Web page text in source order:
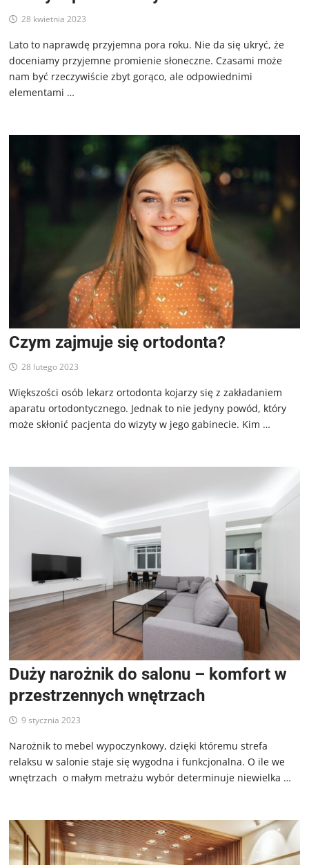
28 kwietnia 2023
Lato to naprawdę przyjemna pora roku. Nie da się ukryć, że
doceniamy przyjemne promienie słoneczne. Czasami może
nam być rzeczywiście zbyt gorąco, ale odpowiednimi
elementami …
Czym zajmuje się ortodonta?
28 lutego 2023
Większości osób lekarz ortodonta kojarzy się z zakładaniem
aparatu ortodontycznego. Jednak to nie jedyny powód, który
może skłonić pacjenta do wizyty w jego gabinecie. Kim …
Duży narożnik do salonu – komfort w
przestrzennych wnętrzach
9 stycznia 2023
Narożnik to mebel wypoczynkowy, dzięki któremu strefa
relaksu w salonie staje się wygodna i funkcjonalna. O ile we
wnętrzach o małym metrażu wybór determinuje niewielka …